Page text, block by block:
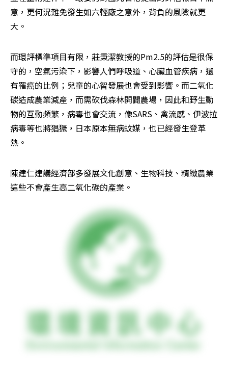
意，更何況難免發生如六輕廠之意外，背負的風險就更
大。
而環評標準項目有限，莊秉潔教授的Pm2.5的評估是很保
守的，空氣污染下，影響人們呼吸道、心臟血管疾病，還
有罹癌的比例；兒童的心智發展也會受到影響。而二氧化
碳造成農業減產，而需砍伐森林開闢農場，因此和野生動
物的互動頻繁，病毒也會交流，像SARS、禽流感、伊波拉
病毒等也將猖獗，日本原本無病蚊媒，也已經發生登革
熱。
陳建仁建議經濟部多發展文化創意、生物科技、精緻農業
這些不會產生高二氧化碳的產業。